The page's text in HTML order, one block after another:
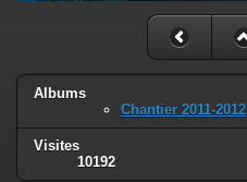
Albums
Chantier 2011-2012
Visites
10192